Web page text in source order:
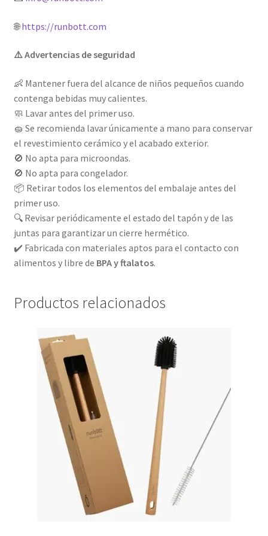
🌐https://runbott.com
⚠️ Advertencias de seguridad
👶 Mantener fuera del alcance de niños pequeños cuando
contenga bebidas muy calientes.
🧼 Lavar antes del primer uso.
🧽 Se recomienda lavar únicamente a mano para conservar
el revestimiento cerámico y el acabado exterior.
🚫 No apta para microondas.
🚫 No apta para congelador.
📦 Retirar todos los elementos del embalaje antes del
primer uso.
🔍 Revisar periódicamente el estado del tapón y de las
juntas para garantizar un cierre hermético.
✔️ Fabricada con materiales aptos para el contacto con
alimentos y libre de BPA y ftalatos.
Productos relacionados